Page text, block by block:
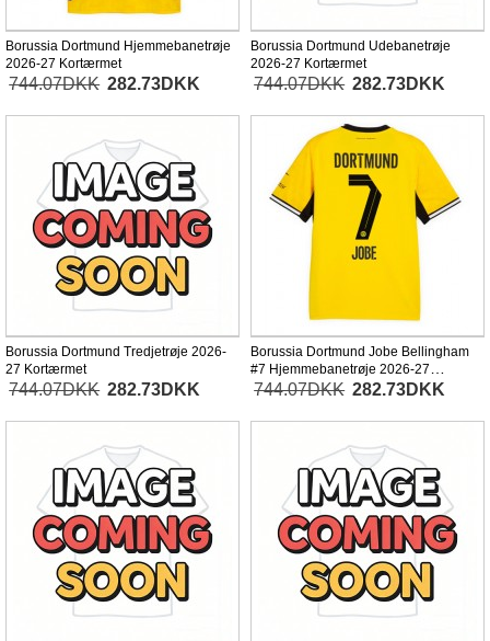
Borussia Dortmund Hjemmebanetrøje
2026-27 Kortærmet
744.07DKK 282.73DKK
Borussia Dortmund Udebanetrøje
2026-27 Kortærmet
744.07DKK 282.73DKK
Borussia Dortmund Tredjetrøje 2026-
27 Kortærmet
744.07DKK 282.73DKK
Borussia Dortmund Jobe Bellingham
#7 Hjemmebanetrøje 2026-27
Kortærmet
744.07DKK 282.73DKK